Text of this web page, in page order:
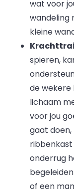
wat voor
wandeling
kleine
spieren,
de wekere
lichaam
voor jou
gaat doen,
ribbenkast
onderrug
of een